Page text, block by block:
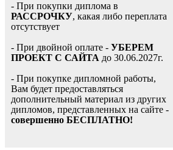
- При покупки диплома в
РАССРОЧКУ, какая либо переплата
отсутствует
- При двойной оплате - УБЕРЕМ
ПРОЕКТ С САЙТА до 30.06.2027г.
- При покупке дипломной работы,
Вам будет предоставляться
дополнительный материал из других
дипломов, представленных на сайте -
совершенно БЕСПЛАТНО!